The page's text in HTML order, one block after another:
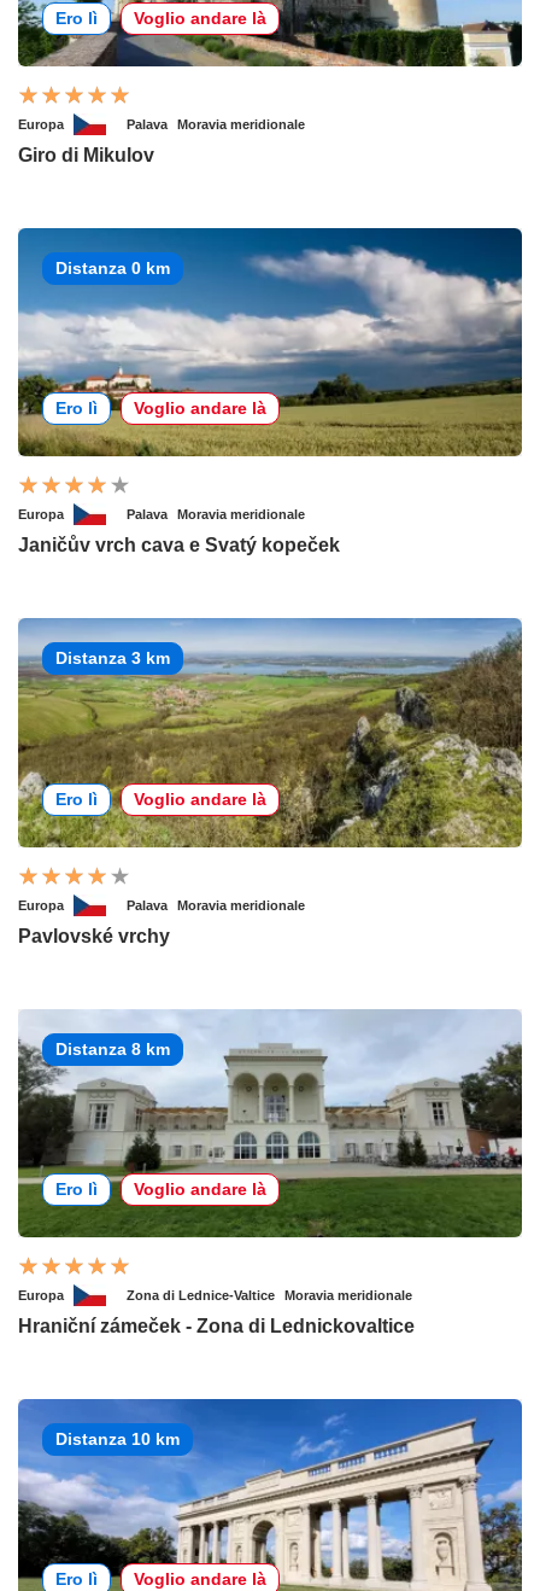
Ero lì Voglio andare là
Europa Palava Moravia meridionale
Giro di Mikulov
Distanza 0 km
Ero lì Voglio andare là
Europa Palava Moravia meridionale
Janičův vrch cava e Svatý kopeček
Distanza 3 km
Ero lì Voglio andare là
Europa Palava Moravia meridionale
Pavlovské vrchy
Distanza 8 km
Ero lì Voglio andare là
Europa Zona di Lednice-Valtice Moravia meridionale
Hraniční zámeček - Zona di Lednickovaltice
Distanza 10 km
Ero lì Voglio andare là